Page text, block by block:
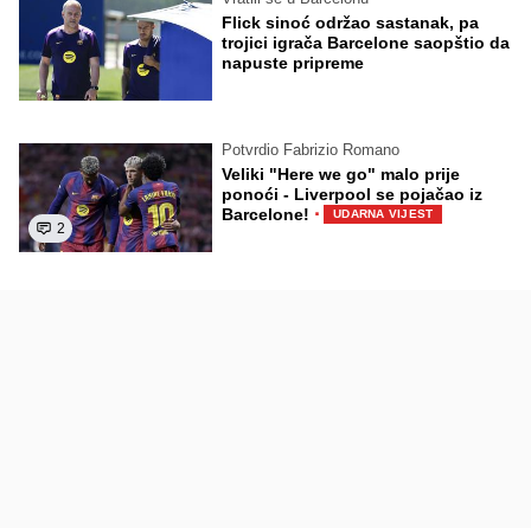
Flick sinoć održao sastanak, pa
trojici igrača Barcelone saopštio da
napuste pripreme
2
Potvrdio Fabrizio Romano
Veliki "Here we go" malo prije
ponoći - Liverpool se pojačao iz
Barcelone! · UDARNA VIJEST